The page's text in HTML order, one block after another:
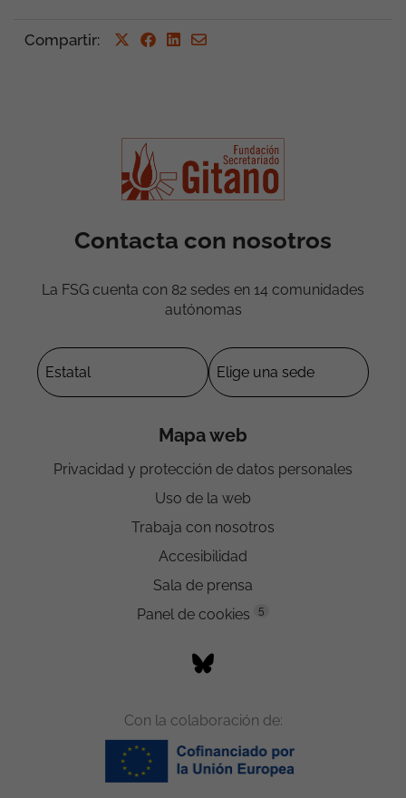
Compartir:
Contacta con nosotros
La FSG cuenta con 82 sedes en 14 comunidades
autónomas
Mapa web
Privacidad y protección de datos personales
Uso de la web
Trabaja con nosotros
Accesibilidad
Sala de prensa
Panel de cookies
5
Con la colaboración de: